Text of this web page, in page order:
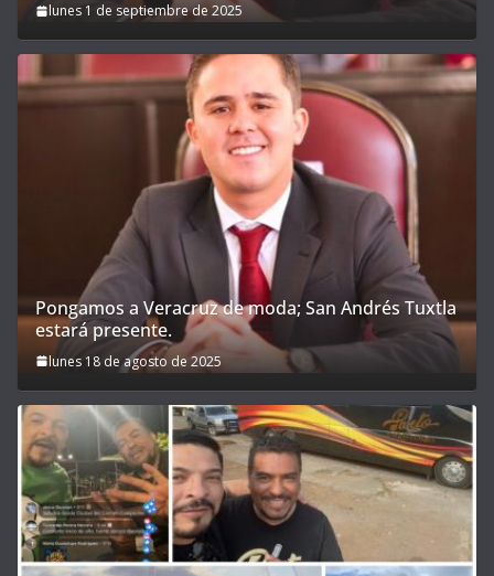
lunes 1 de septiembre de 2025
Pongamos a Veracruz de moda; San Andrés Tuxtla
estará presente.
lunes 18 de agosto de 2025